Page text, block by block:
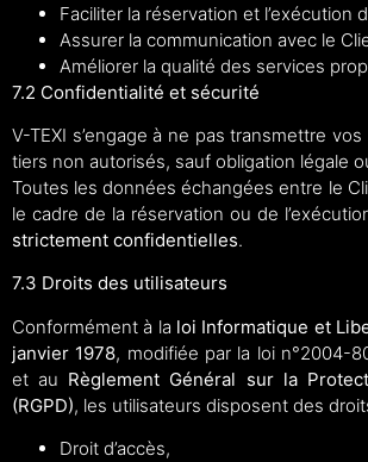
Faciliter la réservation et l’exécution
Assurer la communication avec le
Améliorer la qualité des services
7.2 Confidentialité et sécurité
V-TEXI s’engage à ne pas transmettre
tiers non autorisés, sauf obligation légale
Toutes les données échangées entre le
le cadre de la réservation ou de
strictement confidentielles.
7.3 Droits des utilisateurs
Conformément à la loi Informatique et
janvier 1978, modifiée par la loi n°2004-
et au Règlement Général sur la
(RGPD), les utilisateurs disposent des
Droit d’accès,